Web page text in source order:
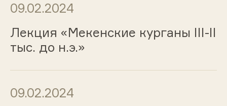
09.02.2024
Лекция «Мекенские курганы III-II
тыс. до н.э.»
09.02.2024